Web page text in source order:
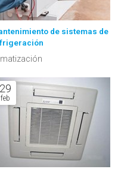
de sistemas de
29
feb